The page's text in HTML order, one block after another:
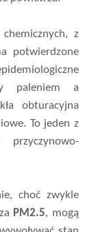
z
potwierdzone
paleniem a
obturacyjna
To jeden z
choć zwykle
PM2.5, mogą